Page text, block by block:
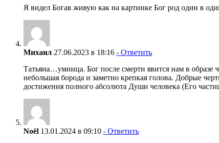
Я видел Богав живую как на картинке Бог род один в
Михаил 27.06.2023 в 18:16 - Ответить
Татьяна…умница. Бог после смерти явится нам в
небольшая борода и заметно крепкая голова. Добрые
достижения полного абсолюта Души человека (Его
Noël 13.01.2024 в 09:10 - Ответить